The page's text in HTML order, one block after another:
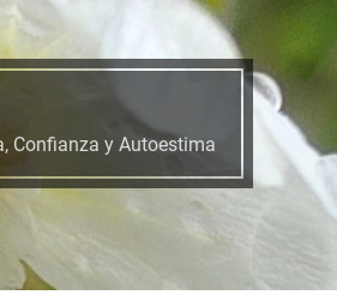
, Confianza y Autoestima